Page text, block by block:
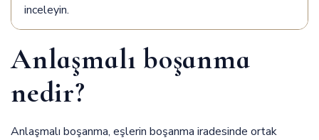
inceleyin.
Anlaşmalı boşanma
nedir?
Anlaşmalı boşanma, eşlerin boşanma iradesinde ortak